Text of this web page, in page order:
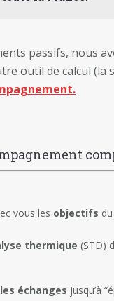
passifs, nous
outil de calcul (la
vous les objectifs
thermique (STD)
échanges jusqu’à